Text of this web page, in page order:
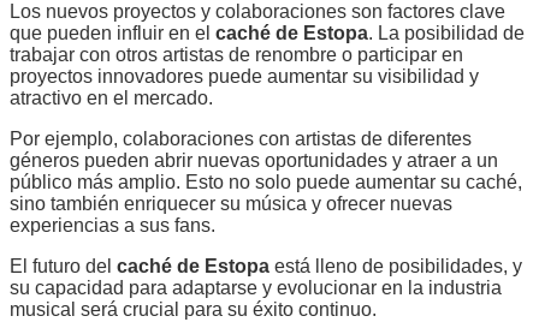
Los nuevos proyectos y colaboraciones son factores clave
que pueden influir en el caché de Estopa. La posibilidad de
trabajar con otros artistas de renombre o participar en
proyectos innovadores puede aumentar su visibilidad y
atractivo en el mercado.
Por ejemplo, colaboraciones con artistas de diferentes
géneros pueden abrir nuevas oportunidades y atraer a un
público más amplio. Esto no solo puede aumentar su caché,
sino también enriquecer su música y ofrecer nuevas
experiencias a sus fans.
El futuro del caché de Estopa está lleno de posibilidades, y
su capacidad para adaptarse y evolucionar en la industria
musical será crucial para su éxito continuo.